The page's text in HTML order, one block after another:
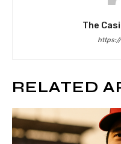
The
RELATED